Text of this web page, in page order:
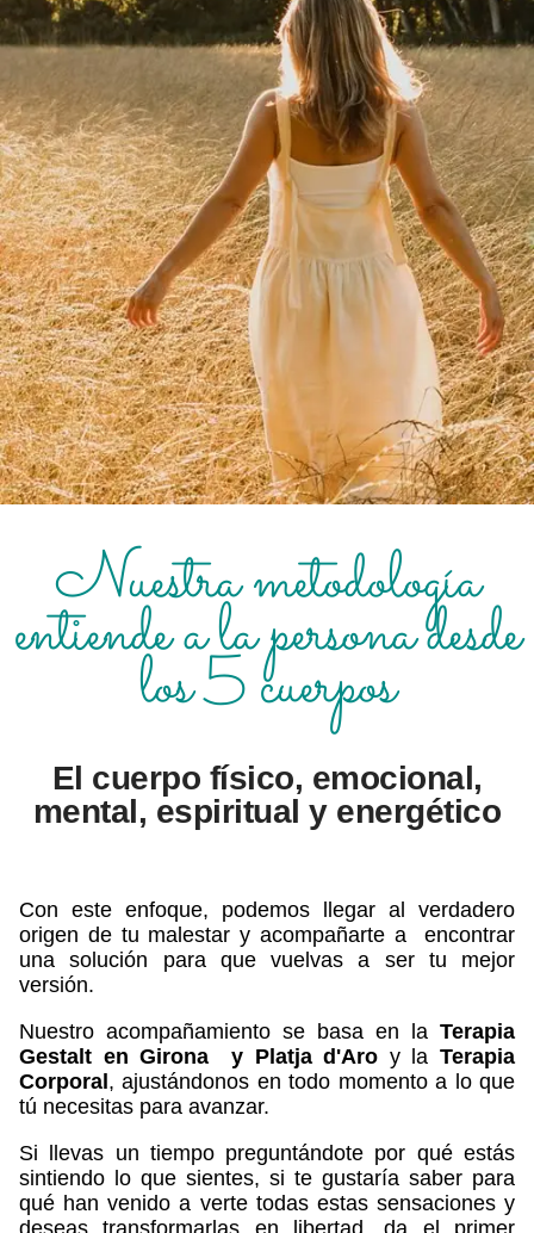
Nuestra metodología
entiende a la persona desde
los 5 cuerpos
El cuerpo físico, emocional,
mental, espiritual y energético
Con este enfoque, podemos llegar al verdadero
origen de tu malestar y acompañarte a encontrar
una solución para que vuelvas a ser tu mejor
versión.
Nuestro acompañamiento se basa en la Terapia
Gestalt en Girona y Platja d'Aro y laTerapia
Corporal, ajustándonos en todo momento a lo que
tú necesitas para avanzar.
Si llevas un tiempo preguntándote por qué estás
sintiendo lo que sientes, si te gustaría saber para
qué han venido a verte todas estas sensaciones y
deseas transformarlas en libertad, da el primer